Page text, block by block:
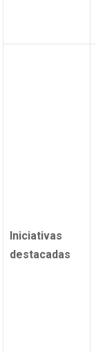
Iniciativas
destacadas